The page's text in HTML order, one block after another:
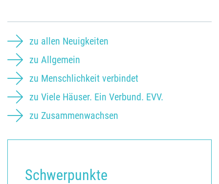
zu allen Neuigkeiten
zu Allgemein
zu Menschlichkeit verbindet
zu Viele Häuser. Ein Verbund. EVV.
zu Zusammenwachsen
Schwerpunkte